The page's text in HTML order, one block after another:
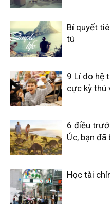
Bí quyết
tú
9 Lí do hệ
cực kỳ thú
6 điều
Úc, bạn
Học tài